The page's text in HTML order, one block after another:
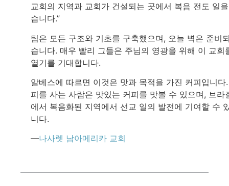
교회의 지역과 교회가 건설되는 곳에서 복음 전도 일
습니다.”
팀은 모든 구조와 기초를 구축했으며, 오늘 벽은 준비
습니다. 매우 빨리 그들은 주님의 영광을 위해 이 교회
열기를 기대합니다.
알베스에 따르면 이것은 맛과 목적을 가진 커피입니다
피를 사는 사람은 맛있는 커피를 맛볼 수 있으며, 브라
에서 복음화된 지역에서 선교 일의 발전에 기여할 수
니다.
—나사렛 남아메리카 교회